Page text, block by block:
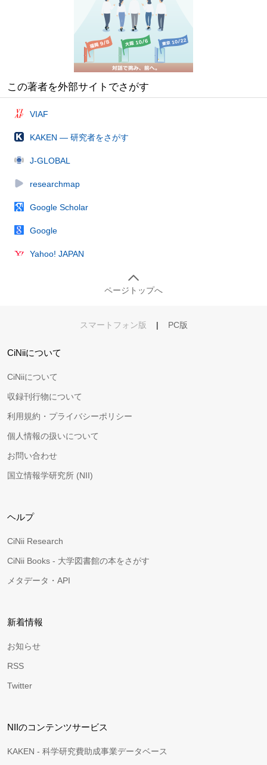
この著者を外部サイトでさがす
VIAF
KAKEN — 研究者をさがす
J-GLOBAL
researchmap
Google Scholar
Google
Yahoo! JAPAN
ページトップへ
スマートフォン版 | PC版
CiNiiについて
CiNiiについて
収録刊行物について
利用規約・プライバシーポリシー
個人情報の扱いについて
お問い合わせ
国立情報学研究所 (NII)
ヘルプ
CiNii Research
CiNii Books - 大学図書館の本をさがす
メタデータ・API
新着情報
お知らせ
RSS
Twitter
NIIのコンテンツサービス
KAKEN - 科学研究費助成事業データベース